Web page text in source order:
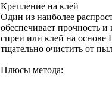
Крепление на клей
Один из наиболее
обеспечивает прочность
спреи или клей на
тщательно очистить от
Плюсы метода: